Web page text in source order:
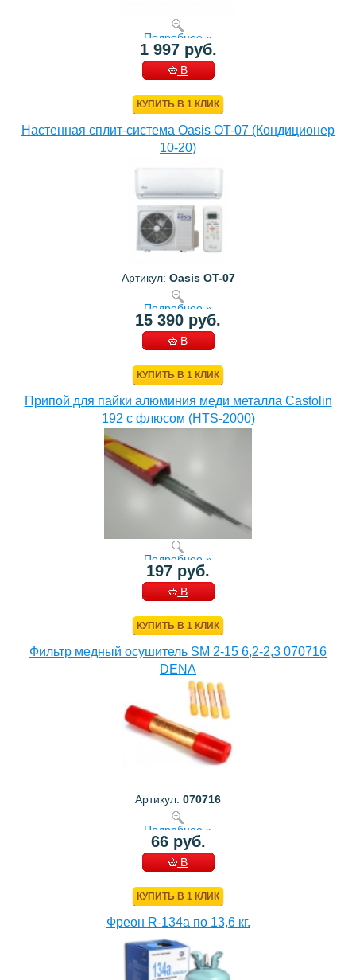
Подробнее »
1 997 руб.
В
КУПИТЬ В 1 КЛИК
Настенная сплит-система Oasis OT-07 (Кондиционер
10-20)
Артикул: Oasis OT-07
Подробнее »
15 390 руб.
В
КУПИТЬ В 1 КЛИК
Припой для пайки алюминия меди металла Castolin
192 с флюсом (HTS-2000)
Подробнее »
197 руб.
В
КУПИТЬ В 1 КЛИК
Фильтр медный осушитель SM 2-15 6,2-2,3 070716
DENA
Артикул: 070716
Подробнее »
66 руб.
В
КУПИТЬ В 1 КЛИК
Фреон R-134a по 13,6 кг.